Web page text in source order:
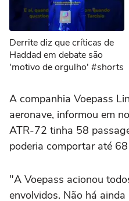
Derrite diz que críticas de
Haddad em debate são
'motivo de orgulho' #shorts
A companhia Voepass
aeronave, informou em
ATR-72 tinha 58
poderia comportar até
"A Voepass acionou
envolvidos. Não há